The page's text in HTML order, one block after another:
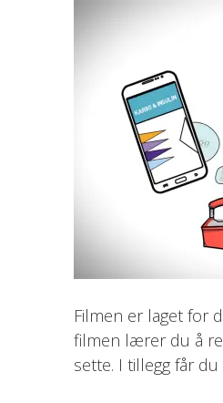
Filmen er laget for
filmen lærer du å
sette. I tillegg får